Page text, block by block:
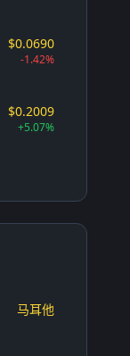
$0.0690
-1.42%
$0.2009
+5.07%
马耳他